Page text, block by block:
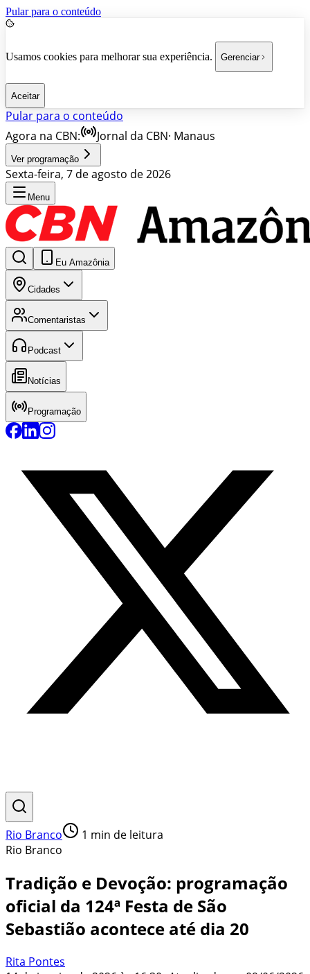
Pular para o conteúdo
Usamos cookies para melhorar sua experiência. Gerenciar
Aceitar
Pular para o conteúdo
Agora na CBN:
Jornal da CBN· Manaus
Ver programação
Sexta-feira, 7 de agosto de 2026
Menu
Eu Amazônia
Cidades
Comentaristas
Podcast
Notícias
Programação
Rio Branco 1 min de leitura
Rio Branco
Tradição e Devoção: programação
oficial da 124ª Festa de São
Sebastião acontece até dia 20
Rita Pontes